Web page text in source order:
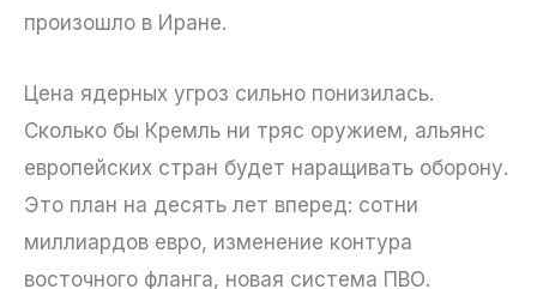
произошло в Иране.
Цена ядерных угроз сильно понизилась.
Сколько бы Кремль ни тряс оружием, альянс
европейских стран будет наращивать оборону.
Это план на десять лет вперед: сотни
миллиардов евро, изменение контура
восточного фланга, новая система ПВО.